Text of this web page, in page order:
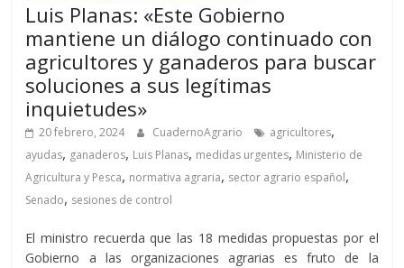
Luis Planas: «Este Gobierno
mantiene un diálogo continuado con
agricultores y ganaderos para buscar
soluciones a sus legítimas
inquietudes»
20 febrero, 2024 CuadernoAgrario agricultores,
ayudas, ganaderos, Luis Planas, medidas urgentes, Ministerio de
Agricultura y Pesca, normativa agraria, sector agrario español,
Senado, sesiones de control
El ministro recuerda que las 18 medidas propuestas por el
Gobierno a las organizaciones agrarias es fruto de la